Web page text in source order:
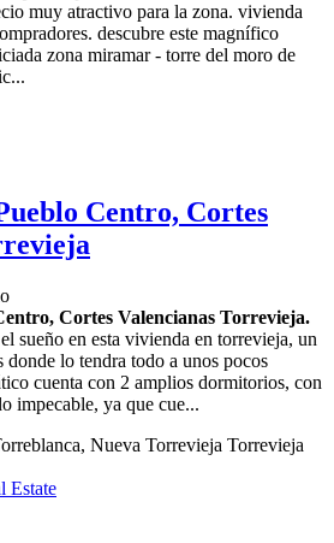
muy atractivo para la zona. vivienda
descubre este magnífico
zona miramar - torre del moro de
Centro, Cortes
Cortes Valencianas Torrevieja.
sueño en esta vivienda en torrevieja, un
donde lo tendra todo a unos pocos
cuenta con 2 amplios dormitorios, con
impecable, ya que cue...